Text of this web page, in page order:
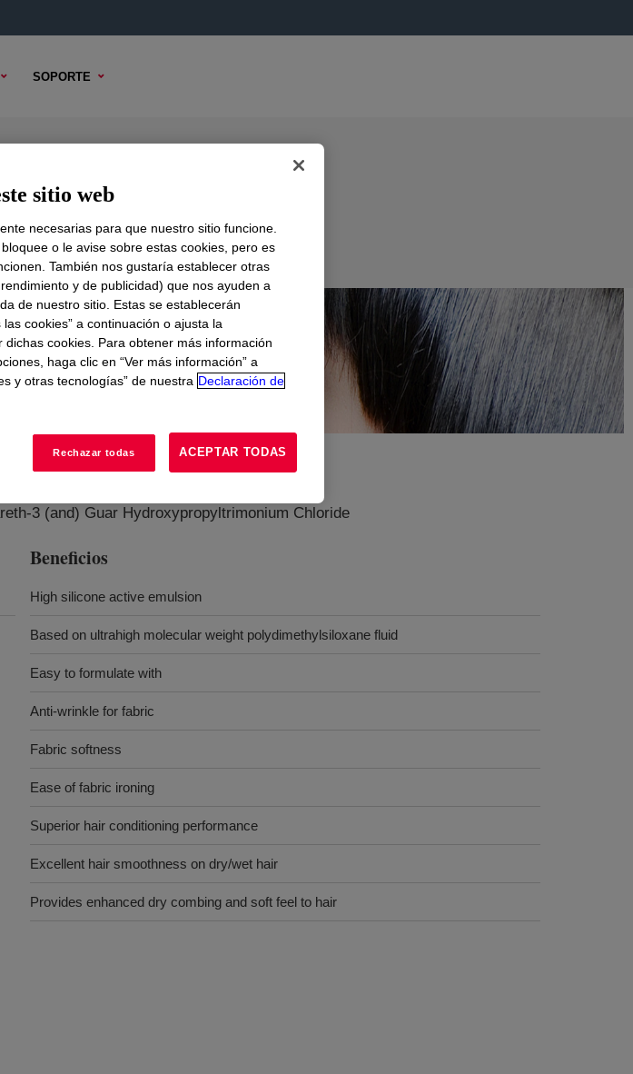
SOPORTE
OPCIONES DE COMPRA
3 (and) Guar Hydroxypropyltrimonium Chloride
Beneficios
High silicone active emulsion
Based on ultrahigh molecular weight polydimethylsiloxane fluid
Easy to formulate with
Anti-wrinkle for fabric
Fabric softness
Ease of fabric ironing
Superior hair conditioning performance
Excellent hair smoothness on dry/wet hair
Provides enhanced dry combing and soft feel to hair
sitio web
necesarias para que nuestro sitio funcione.
o le avise sobre estas cookies, pero es
También nos gustaría establecer otras
y de publicidad) que nos ayuden a
de nuestro sitio. Estas se establecerán
cookies” a continuación o ajusta la
cookies. Para obtener más información
haga clic en “Ver más información” a
y otras tecnologías” de nuestra Declaración de
Rechazar todas ACEPTAR TODAS